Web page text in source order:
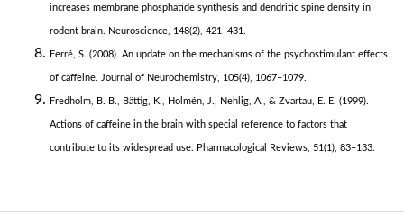
increases membrane phosphatide synthesis and dendritic spine density in
rodent brain. Neuroscience, 148(2), 421–431.
Ferré, S. (2008). An update on the mechanisms of the psychostimulant effects
of caffeine. Journal of Neurochemistry, 105(4), 1067–1079.
Fredholm, B. B., Bättig, K., Holmén, J., Nehlig, A., & Zvartau, E. E. (1999).
Actions of caffeine in the brain with special reference to factors that
contribute to its widespread use. Pharmacological Reviews, 51(1), 83–133.